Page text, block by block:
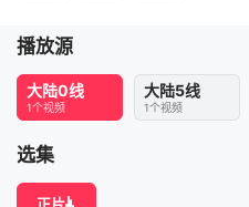
播放源
大陆0线
1个视频
大陆5线
1个视频
选集
正片